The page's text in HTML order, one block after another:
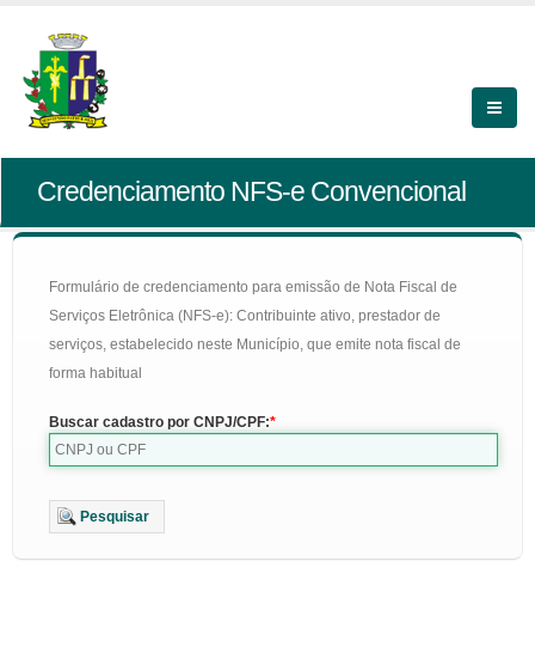
Credenciamento NFS-e Convencional
Formulário de credenciamento para emissão de Nota Fiscal de
Serviços Eletrônica (NFS-e): Contribuinte ativo, prestador de
serviços, estabelecido neste Município, que emite nota fiscal de
forma habitual
Buscar cadastro por CNPJ/CPF:
Pesquisar